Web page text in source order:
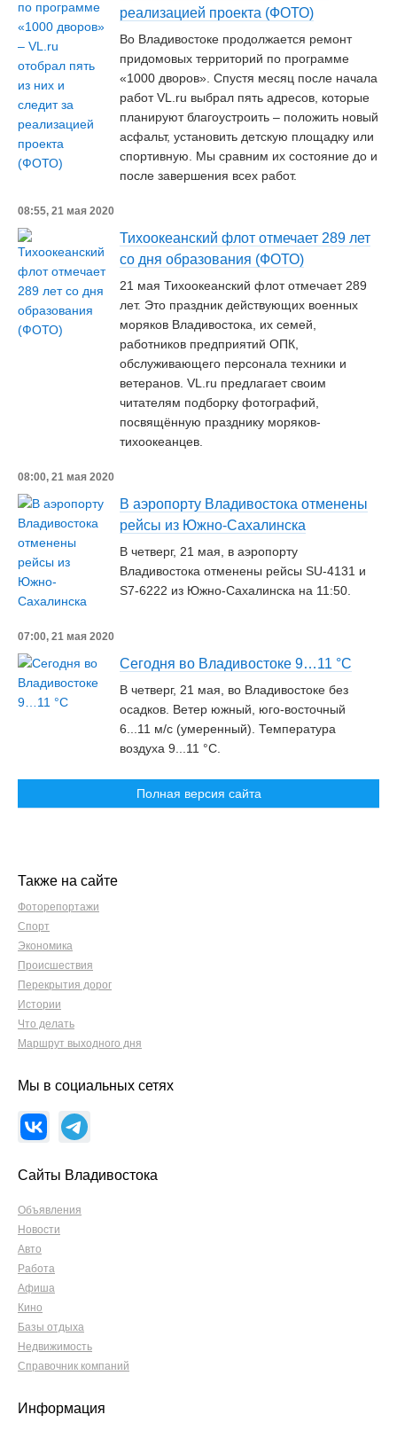
реализацией проекта (ФОТО)
Во Владивостоке продолжается ремонт
придомовых территорий по программе
«1000 дворов». Спустя месяц после начала
работ VL.ru выбрал пять адресов, которые
планируют благоустроить – положить новый
асфальт, установить детскую площадку или
спортивную. Мы сравним их состояние до и
после завершения всех работ.
08:55, 21 мая 2020
Тихоокеанский флот отмечает 289 лет
со дня образования (ФОТО)
21 мая Тихоокеанский флот отмечает 289
лет. Это праздник действующих военных
моряков Владивостока, их семей,
работников предприятий ОПК,
обслуживающего персонала техники и
ветеранов. VL.ru предлагает своим
читателям подборку фотографий,
посвящённую празднику моряков-
тихоокеанцев.
08:00, 21 мая 2020
В аэропорту Владивостока отменены
рейсы из Южно-Сахалинска
В четверг, 21 мая, в аэропорту
Владивостока отменены рейсы SU-4131 и
S7-6222 из Южно-Сахалинска на 11:50.
07:00, 21 мая 2020
Сегодня во Владивостоке 9…11 °С
В четверг, 21 мая, во Владивостоке без
осадков. Ветер южный, юго-восточный
6...11 м/c (умеренный). Температура
воздуха 9...11 °С.
Полная версия сайта
Также на сайте
Фоторепортажи
Спорт
Экономика
Происшествия
Перекрытия дорог
Истории
Что делать
Маршрут выходного дня
Мы в социальных сетях
Сайты Владивостока
Объявления
Новости
Авто
Работа
Афиша
Кино
Базы отдыха
Недвижимость
Справочник компаний
Информация